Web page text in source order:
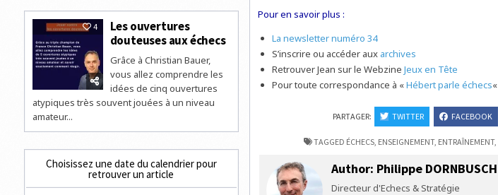
Pour en savoir plus :
La newsletter numéro 34
S’inscrire ou accéder aux archives
Retrouver Jean sur le Webzine Jeux en Tête
Pour toute correspondance à «Hébert parle échecs«
PARTAGER: TWITTER FACEBOOK
TAGGED ÉCHECS, ENSEIGNEMENT, ENTRAÎNEMENT,
Author: Philippe DORNBUSCH
Directeur d'Echecs & Stratégie
4
Les ouvertures
douteuses aux échecs
Grâce à Christian Bauer,
vous allez comprendre les
idées de cinq ouvertures
atypiques très souvent jouées à un niveau
amateur...
Choisissez une date du calendrier pour
retrouver un article